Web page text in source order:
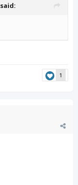
said:
1